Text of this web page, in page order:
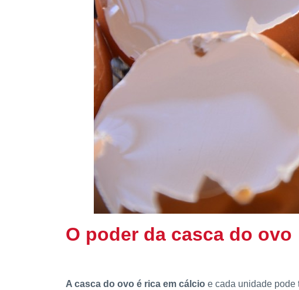
O poder da casca do ovo
A casca do ovo é rica em cálcio e cada unidade pode